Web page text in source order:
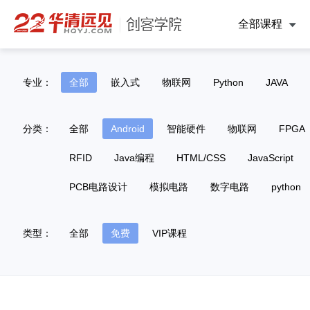
全部课程
专业： 全部 嵌入式 物联网 Python JAVA
分类： 全部 Android 智能硬件 物联网 FPGA
RFID Java编程 HTML/CSS JavaScript
PCB电路设计 模拟电路 数字电路 python
类型： 全部 免费 VIP课程